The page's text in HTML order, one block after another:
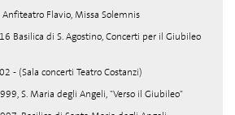
Flavio, Missa Solemnis
Basilica di S. Agostino, Concerti per il Giubileo
- (Sala concerti Teatro Costanzi)
S. Maria degli Angeli, "Verso il Giubileo"